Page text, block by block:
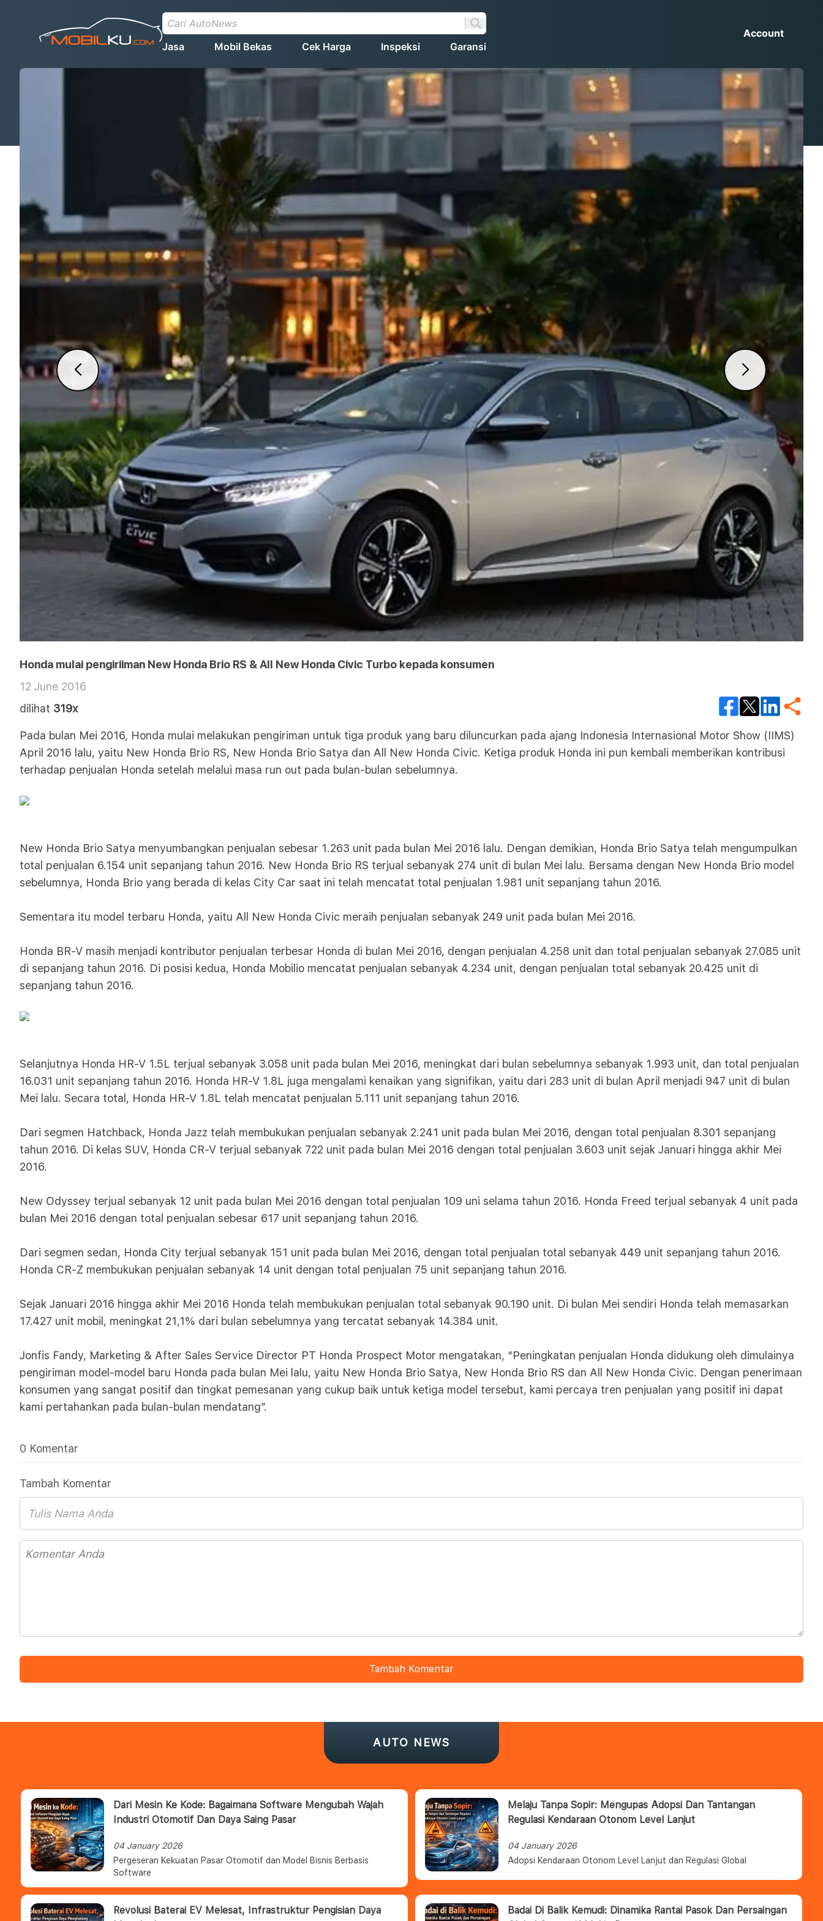
Jasa Mobil Bekas Cek Harga Inspeksi Garansi
Account
Honda mulai pengiriiman New Honda Brio RS & All New Honda Civic Turbo kepada konsumen
12 June 2016
dilihat 319x
Pada bulan Mei 2016, Honda mulai melakukan pengiriman untuk tiga produk yang baru diluncurkan pada ajang Indonesia Internasional Motor Show (IIMS)
April 2016 lalu, yaitu New Honda Brio RS, New Honda Brio Satya dan All New Honda Civic. Ketiga produk Honda ini pun kembali memberikan kontribusi
terhadap penjualan Honda setelah melalui masa run out pada bulan-bulan sebelumnya.
New Honda Brio Satya menyumbangkan penjualan sebesar 1.263 unit pada bulan Mei 2016 lalu. Dengan demikian, Honda Brio Satya telah mengumpulkan
total penjualan 6.154 unit sepanjang tahun 2016. New Honda Brio RS terjual sebanyak 274 unit di bulan Mei lalu. Bersama dengan New Honda Brio model
sebelumnya, Honda Brio yang berada di kelas City Car saat ini telah mencatat total penjualan 1.981 unit sepanjang tahun 2016.
Sementara itu model terbaru Honda, yaitu All New Honda Civic meraih penjualan sebanyak 249 unit pada bulan Mei 2016.
Honda BR-V masih menjadi kontributor penjualan terbesar Honda di bulan Mei 2016, dengan penjualan 4.258 unit dan total penjualan sebanyak 27.085 unit
di sepanjang tahun 2016. Di posisi kedua, Honda Mobilio mencatat penjualan sebanyak 4.234 unit, dengan penjualan total sebanyak 20.425 unit di
sepanjang tahun 2016.
Selanjutnya Honda HR-V 1.5L terjual sebanyak 3.058 unit pada bulan Mei 2016, meningkat dari bulan sebelumnya sebanyak 1.993 unit, dan total penjualan
16.031 unit sepanjang tahun 2016. Honda HR-V 1.8L juga mengalami kenaikan yang signifikan, yaitu dari 283 unit di bulan April menjadi 947 unit di bulan
Mei lalu. Secara total, Honda HR-V 1.8L telah mencatat penjualan 5.111 unit sepanjang tahun 2016.
Dari segmen Hatchback, Honda Jazz telah membukukan penjualan sebanyak 2.241 unit pada bulan Mei 2016, dengan total penjualan 8.301 sepanjang
tahun 2016. Di kelas SUV, Honda CR-V terjual sebanyak 722 unit pada bulan Mei 2016 dengan total penjualan 3.603 unit sejak Januari hingga akhir Mei
2016.
New Odyssey terjual sebanyak 12 unit pada bulan Mei 2016 dengan total penjualan 109 uni selama tahun 2016. Honda Freed terjual sebanyak 4 unit pada
bulan Mei 2016 dengan total penjualan sebesar 617 unit sepanjang tahun 2016.
Dari segmen sedan, Honda City terjual sebanyak 151 unit pada bulan Mei 2016, dengan total penjualan total sebanyak 449 unit sepanjang tahun 2016.
Honda CR-Z membukukan penjualan sebanyak 14 unit dengan total penjualan 75 unit sepanjang tahun 2016.
Sejak Januari 2016 hingga akhir Mei 2016 Honda telah membukukan penjualan total sebanyak 90.190 unit. Di bulan Mei sendiri Honda telah memasarkan
17.427 unit mobil, meningkat 21,1% dari bulan sebelumnya yang tercatat sebanyak 14.384 unit.
Jonfis Fandy, Marketing & After Sales Service Director PT Honda Prospect Motor mengatakan, “Peningkatan penjualan Honda didukung oleh dimulainya
pengiriman model-model baru Honda pada bulan Mei lalu, yaitu New Honda Brio Satya, New Honda Brio RS dan All New Honda Civic. Dengan penerimaan
konsumen yang sangat positif dan tingkat pemesanan yang cukup baik untuk ketiga model tersebut, kami percaya tren penjualan yang positif ini dapat
kami pertahankan pada bulan-bulan mendatang”.
0 Komentar
Tambah Komentar
Tambah Komentar
AUTO NEWS
Dari Mesin Ke Kode: Bagaimana Software Mengubah Wajah
Industri Otomotif Dan Daya Saing Pasar
04 January 2026
Pergeseran Kekuatan Pasar Otomotif dan Model Bisnis Berbasis
Software
Melaju Tanpa Sopir: Mengupas Adopsi Dan Tantangan
Regulasi Kendaraan Otonom Level Lanjut
04 January 2026
Adopsi Kendaraan Otonom Level Lanjut dan Regulasi Global
Revolusi Baterai EV Melesat, Infrastruktur Pengisian Daya
Badai Di Balik Kemudi: Dinamika Rantai Pasok Dan Persaingan